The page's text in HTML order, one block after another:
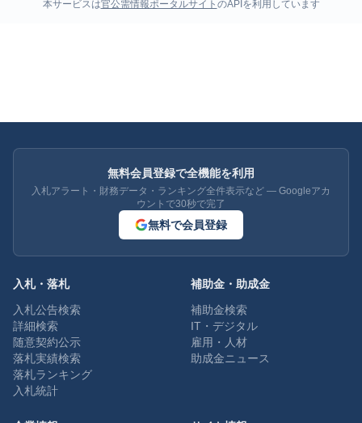
本サービスは官公需情報ポータルサイト のAPIを利用しています
無料会員登録で全機能を利用
入札アラート・財務データ・ランキング全件表示など — Googleアカ
ウントで30秒で完了
無料で会員登録
入札・落札
入札公告検索
詳細検索
随意契約公示
落札実績検索
落札ランキング
入札統計
補助金・助成金
補助金検索
IT・デジタル
雇用・人材
助成金ニュース